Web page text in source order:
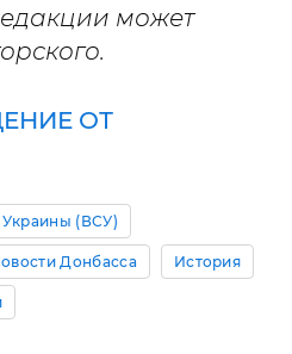
может
ОТ
(ВСУ)
Донбасса История